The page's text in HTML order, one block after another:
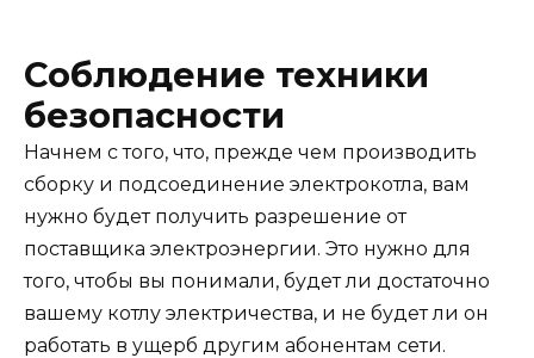
Соблюдение техники
безопасности
Начнем с того, что, прежде чем производить
сборку и подсоединение электрокотла, вам
нужно будет получить разрешение от
поставщика электроэнергии. Это нужно для
того, чтобы вы понимали, будет ли достаточно
вашему котлу электричества, и не будет ли он
работать в ущерб другим абонентам сети.